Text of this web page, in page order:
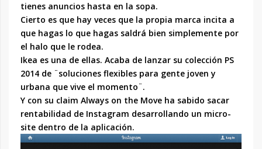
tienes anuncios hasta en la sopa.
Cierto es que hay veces que la propia marca incita a
que hagas lo que hagas saldrá bien simplemente por
el halo que le rodea.
Ikea es una de ellas. Acaba de lanzar su colección PS
2014 de ¨soluciones flexibles para gente joven y
urbana que vive el momento¨.
Y con su claim Always on the Move ha sabido sacar
rentabilidad de Instagram desarrollando un micro-
site dentro de la aplicación.